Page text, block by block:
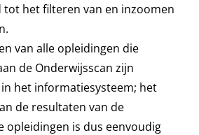
tot het filteren van en inzoomen
van alle opleidingen die
de Onderwijsscan zijn
het informatiesysteem; het
de resultaten van de
opleidingen is dus eenvoudig